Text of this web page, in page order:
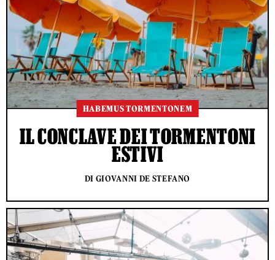
HABEMUS TORMENTONEM
IL CONCLAVE DEI TORMENTONI
ESTIVI
DI GIOVANNI DE STEFANO